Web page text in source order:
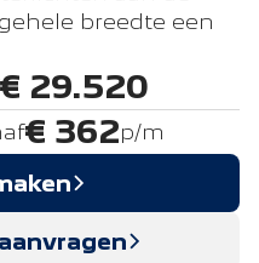
breedte een
€ 29.520
€ 362p/m